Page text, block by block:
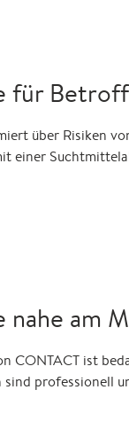
für
über Risiken
einer
nahe am
CONTACT ist
sind professionell